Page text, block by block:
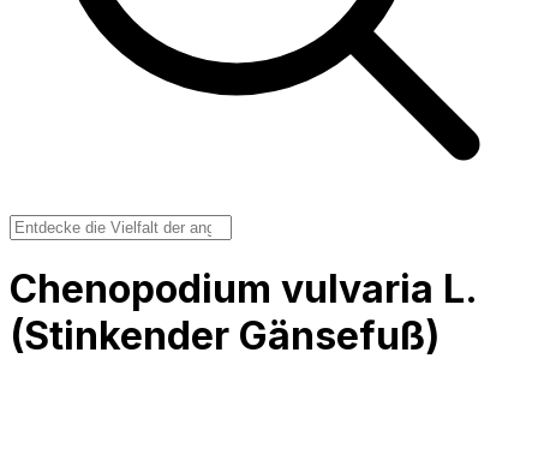
Chenopodium vulvaria L.
(Stinkender Gänsefuß)